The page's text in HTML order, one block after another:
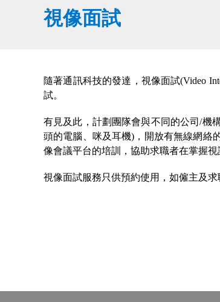
視像面試
隨著通訊科技的發達，視像面試(Video
試。
有見及此，計劃團隊會與不同的公司/機
頭的電腦、咪及耳機)，開放有無線網絡
像會議平台的培訓，協助求職者在掌握
視像面試服務只供預約使用，如僱主及